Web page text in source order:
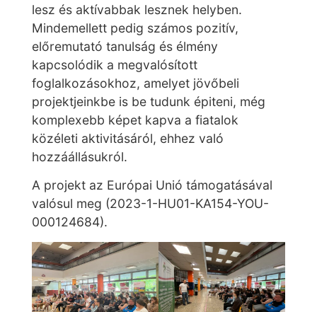
lesz és aktívabbak lesznek helyben.
Mindemellett pedig számos pozitív,
előremutató tanulság és élmény
kapcsolódik a megvalósított
foglalkozásokhoz, amelyet jövőbeli
projektjeinkbe is be tudunk épiteni, még
komplexebb képet kapva a fiatalok
közéleti aktivitásáról, ehhez való
hozzáállásukról.
A projekt az Európai Unió támogatásával
valósul meg (2023-1-HU01-KA154-YOU-
000124684).